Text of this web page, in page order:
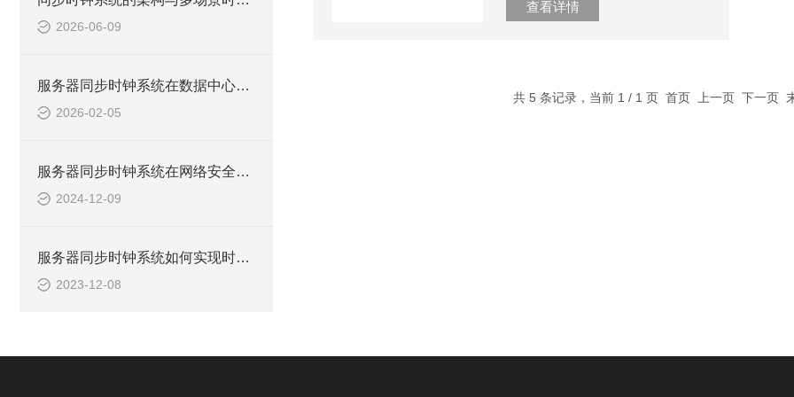
2026-06-09
服务器同步时钟系统在数据中心的应用
2026-02-05
服务器同步时钟系统在网络安全中的作用
2024-12-09
服务器同步时钟系统如何实现时间同步？
2023-12-08
查看详情
共 5 条记录，当前 1 / 1 页 首页 上一页 下一页